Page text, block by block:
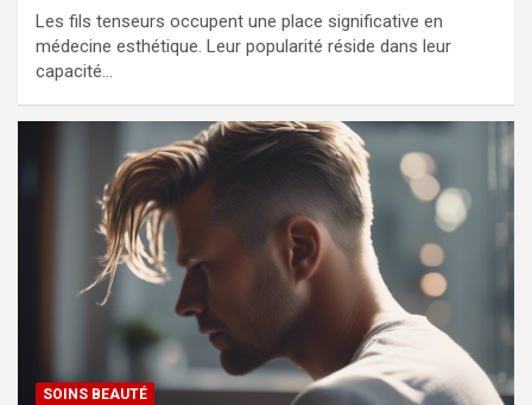
Les fils tenseurs occupent une place significative en
médecine esthétique. Leur popularité réside dans leur
capacité…
SOINS BEAUTÉ